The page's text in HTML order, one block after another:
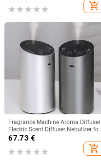
add_shopping_cart
Fragrance Machine Aroma Diffuser
Electric Scent Diffuser Nebulizer for
Car Fresheners Air Diffuser
67.73 €
add_shopping_cart